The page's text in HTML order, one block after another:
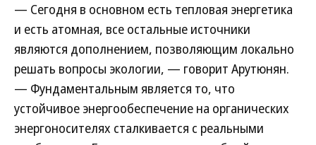
— Сегодня в основном есть тепловая энергетика
и есть атомная, все остальные источники
являются дополнением, позволяющим локально
решать вопросы экологии, — говорит Арутюнян.
— Фундаментальным является то, что
устойчивое энергообеспечение на органических
энергоносителях сталкивается с реальными